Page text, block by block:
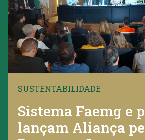
SUSTENTABILIDADE
Sistema Faemg e
lançam Aliança